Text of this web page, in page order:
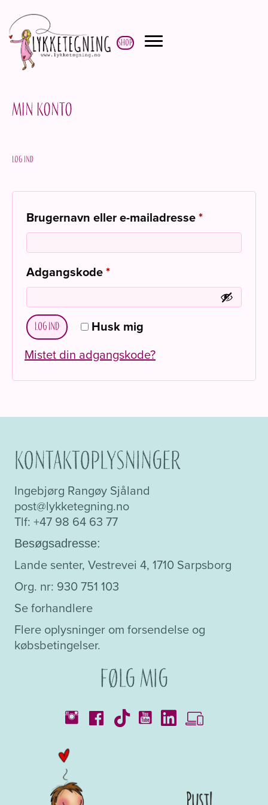
Shop
Min konto
Log ind
Brugernavn eller e-mailadresse*Påkrævet
Adgangskode*Påkrævet
Husk mig
Log ind
Mistet din adgangskode?
Kontaktoplysninger
Ingebjørg Rangøy Sjåland
post@lykketegning.no
Tlf: +47 98 64 63 77
Besøgsadresse:
Lande senter, Vestrevei 4, 1710 Sarpsborg
Org. nr: 930 751 103
Se forhandlere
Flere oplysninger om forsendelse og
købsbetingelser.
Følg mig
Kataloger